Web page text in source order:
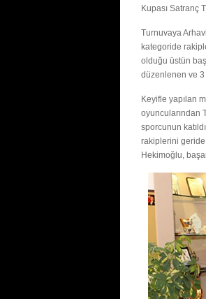
Kupası Satranç
Turnuvaya
kategoride
olduğu üstün
düzenlenen ve 3
Keyifle yapılan
oyuncularından
sporcunun
rakiplerini geride
Hekimoğlu,